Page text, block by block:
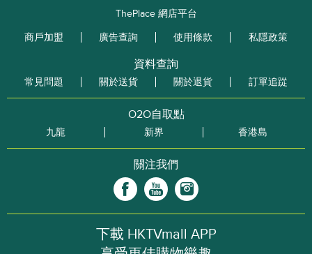
ThePlace 網店平台
商戶加盟
廣告查詢 使用條款 私隱政策
資料查詢
常見問題 關於送貨 關於退貨 訂單追踨
O2O自取點
九龍 新界 香港島
關注我們
下載 HKTVmall APP